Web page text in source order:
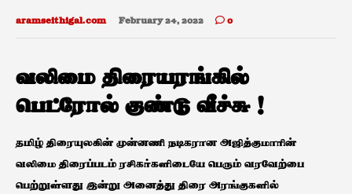
aramseithigal.com February 24, 2022 0
வலிமை திரையரங்கில்
பெட்ரோல் குண்டு வீச்சு !
தமிழ் திரையுலகின் முன்னணி நடிகரான அஜித்குமாரின்
வலிமை திரைப்படம் ரசிகர்களிடையே பெரும் வரவேற்பை
பெற்றுள்ளது இன்று அனைத்து திரை அரங்குகளில்